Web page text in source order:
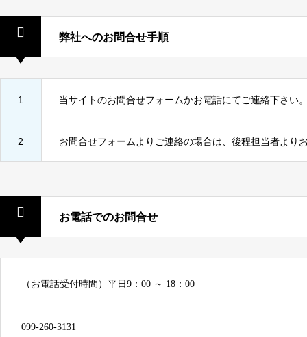
弊社へのお問合せ手順
1 当サイトのお問合せフォームかお電話にてご連絡下さい
2 お問合せフォームよりご連絡の場合は、後程担当者より
お電話でのお問合せ
（お電話受付時間）平日9：00 ～ 18：00
099-260-3131